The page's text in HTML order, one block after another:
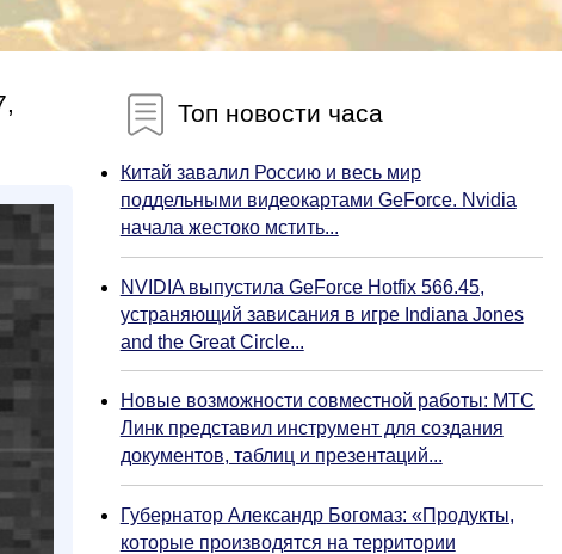
Топ новости часа
Китай завалил Россию и весь мир
поддельными видеокартами GeForce. Nvidia
начала жестоко мстить...
NVIDIA выпустила GeForce Hotfix 566.45,
устраняющий зависания в игре Indiana Jones
and the Great Circle...
Новые возможности совместной работы: МТС
Линк представил инструмент для создания
документов, таблиц и презентаций...
Губернатор Александр Богомаз: «Продукты,
которые производятся на территории